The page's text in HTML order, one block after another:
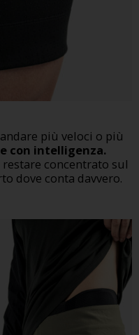
più veloci o più
con intelligenza.
concentrato sul
dove conta davvero.